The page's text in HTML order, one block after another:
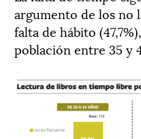
argumento de los no
falta de hábito
población entre 35 y